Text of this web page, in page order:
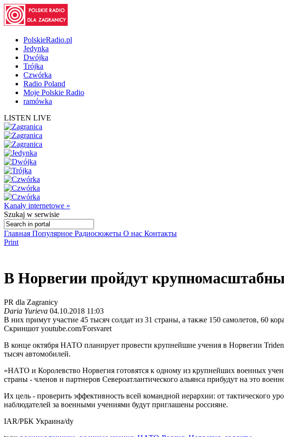
PolskieRadio.pl
Jedynka
Dwójka
Trójka
Czwórka
Radio Poland
Moje Polskie Radio
ramówka
LISTEN LIVE
Kanały internetowe »
Szukaj w serwisie
Главная Популярное Радиосюжеты О нас Контакты
Print
В Норвегии пройдут
PR dla Zagranicy
Daria Yurieva 04.10.2018 11:03
В них примут участие 45 тысяч солдат из 31 страны, а также 150 самолетов, 60
Скриншот youtube.com/Forsvaret
В конце октября НАТО планирует провести крупнейшие учения в Норвегии
тысяч автомобилей.
«НАТО и Королевство Норвегия готовятся к одному из крупнейших военных
страны - членов и партнеров Североатлантического альянса прибудут на это
Их цель - проверить эффективность всей командной иерархии: от тактического
наблюдателей за военными учениями будут приглашены россияне.
IAR/РБК Украина/dy